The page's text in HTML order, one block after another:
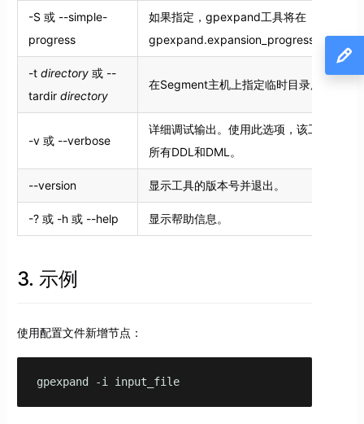
-S 或 --simple-
progress
如果指定，gpexpand工具将在
gpexpand.expansion_progress中记录最
-t directory或 --
tardir directory
在Segment主机上指定临时目录用来存放
-v 或 --verbose
详细调试输出。使用此选项，该工具将输
所有DDL和DML。
--version 显示工具的版本号并退出。
-? 或 -h 或 --help 显示帮助信息。
3. 示例
使用配置文件新增节点：
gpexpand -i input_file